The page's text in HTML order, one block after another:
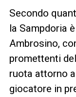
Secondo
la Sampdoria
Ambrosino,
promettenti
ruota attorno
giocatore in